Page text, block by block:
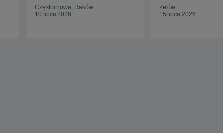
Częstochowa, Raków
10 lipca 2026
Zelów
15 lipca 2026